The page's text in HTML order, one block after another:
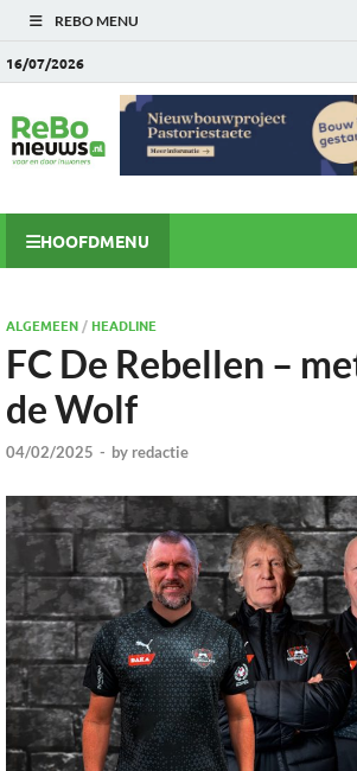
REBO MENU
16/07/2026
HOOFDMENU
ALGEMEEN/ HEADLINE
FC De Rebellen –
de Wolf
04/02/2025 - by redactie